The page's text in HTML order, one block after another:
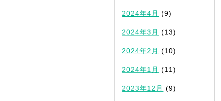
2024年4月 (9)
2024年3月 (13)
2024年2月 (10)
2024年1月 (11)
2023年12月 (9)